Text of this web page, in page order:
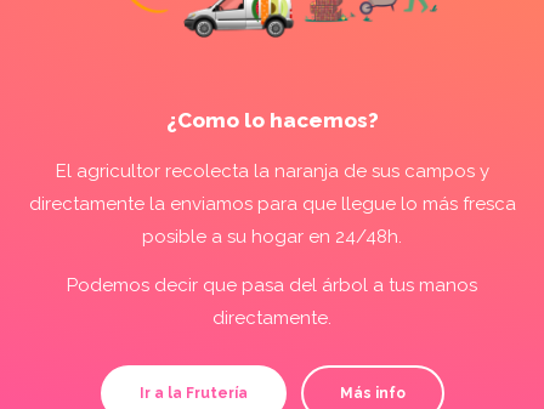
¿Como lo hacemos?
El agricultor recolecta la naranja de sus campos y
directamente la enviamos para que llegue lo más fresca
posible a su hogar en 24/48h.
Podemos decir que pasa del árbol a tus manos
directamente.
Ir a la Frutería Más info